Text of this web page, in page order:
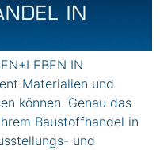
IN
Materialien und
können. Genau das
Baustoffhandel in
und